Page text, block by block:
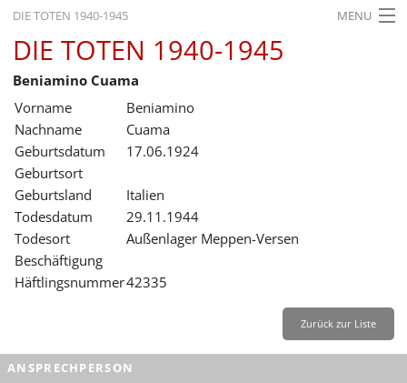
DIE TOTEN 1940-1945 MENU
STARTSEITE
AKTUELLES
AUSSTELLUNGEN
GESCHICHTE
BILDUNG
FORSCHUNG
SERVICE
Leichte Sprache
DIE TOTEN 1940-1945
Beniamino Cuama
Vorname
Beniamino
Nachname
Cuama
Geburtsdatum
17.06.1924
Geburtsort
Geburtsland
Italien
Todesdatum
29.11.1944
Todesort
Außenlager Meppen-Versen
Beschäftigung
Häftlingsnummer42335
Zurück zur Liste
ANSPRECHPERSON